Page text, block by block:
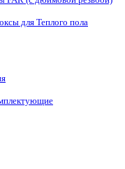
для Теплого пола